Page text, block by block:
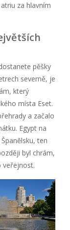
za hlavním
pěšky
severně, je
který
místa Eset.
a začalo
Egypt na
ten
byl chrám,
veřejnost.